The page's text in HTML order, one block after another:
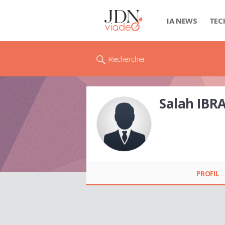
IA NEWS
Rechercher
Salah
PROFIL